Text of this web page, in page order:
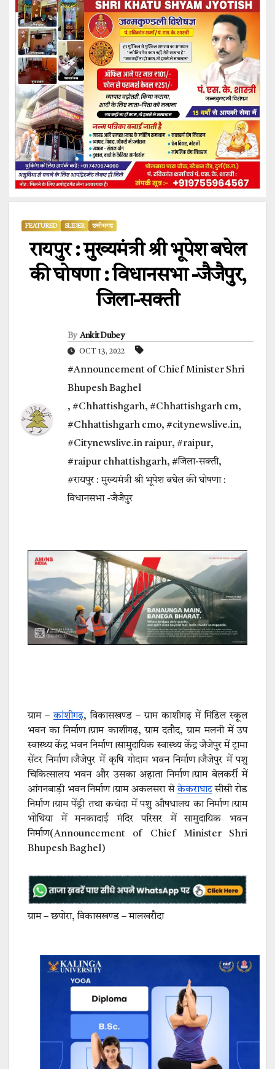
FEATURED SLIDER छत्तीसगढ़
रायपुर : मुख्यमंत्री श्री भूपेश बघेल
की घोषणा : विधानसभा -जैजैपुर,
जिला-सक्ती
By Ankit Dubey
OCT 13, 2022
#Announcement of Chief Minister Shri
Bhupesh Baghel
, #Chhattishgarh, #Chhattishgarh cm,
#Chhattishgarh cmo, #citynewslive.in,
#Citynewslive.in raipur, #raipur,
#raipur chhattishgarh, #जिला-सक्ती,
#रायपुर : मुख्यमंत्री श्री भूपेश बघेल की घोषणा :
विधानसभा -जैजैपुर
ग्राम –कांशीगढ़, विकासखण्ड – ग्राम काशीगढ़ में मिडिल स्कूल
भवन का निर्माण।ग्राम काशीगढ़, ग्राम दतौद, ग्राम मलनी में उप
स्वास्थ्य केंद्र भवन निर्माण।सामुदायिक स्वास्थ्य केंद्र जैजेपुर में ट्रामा
सेंटर निर्माण।जैजेपुर में कृषि गोदाम भवन निर्माण।जैजेपुर में पशु
चिकित्सालय भवन और उसका अहाता निर्माण।ग्राम बेलकर्री में
आंगनबाड़ी भवन निर्माण।ग्राम अकलसरा सेकेकराघाटसीसी रोड
निर्माण।ग्राम पेंड्री तथा कचंदा में पशु औषधालय का निर्माण।ग्राम
भोथिया में मनकादाई मंदिर परिसर में सामुदायिक भवन
निर्माण(Announcement of Chief Minister Shri
Bhupesh Baghel)
ग्राम – छपोरा, विकासखण्ड – मालखरौदा